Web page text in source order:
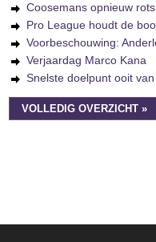
Coosemans opnieuw
Pro League houdt de
Voorbeschouwing:
Verjaardag Marco Kana
Snelste doelpunt ooit
VOLLEDIG OVERZICHT »